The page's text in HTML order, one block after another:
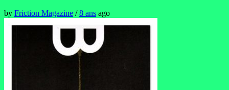
by Friction Magazine /8 ans ago